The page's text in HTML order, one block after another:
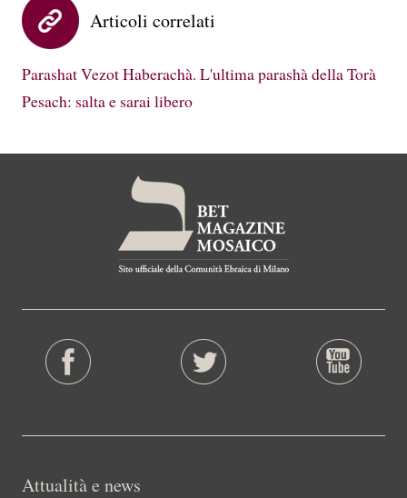
Articoli correlati
Parashat Vezot Haberachà. L'ultima parashà della Torà
Pesach: salta e sarai libero
Attualità e news